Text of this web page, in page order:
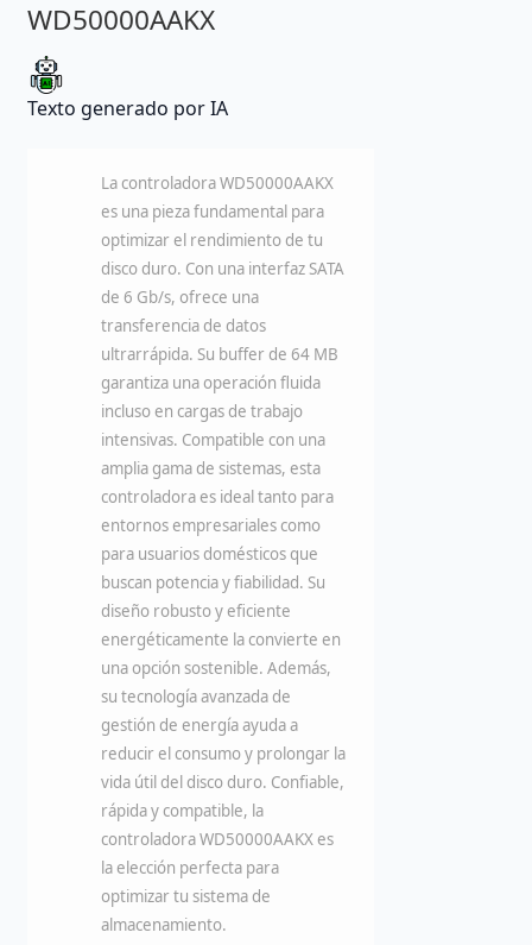
WD50000AAKX
Texto generado por IA
La controladora WD50000AAKX
es una pieza fundamental para
optimizar el rendimiento de tu
disco duro. Con una interfaz SATA
de 6 Gb/s, ofrece una
transferencia de datos
ultrarrápida. Su buffer de 64 MB
garantiza una operación fluida
incluso en cargas de trabajo
intensivas. Compatible con una
amplia gama de sistemas, esta
controladora es ideal tanto para
entornos empresariales como
para usuarios domésticos que
buscan potencia y fiabilidad. Su
diseño robusto y eficiente
energéticamente la convierte en
una opción sostenible. Además,
su tecnología avanzada de
gestión de energía ayuda a
reducir el consumo y prolongar la
vida útil del disco duro. Confiable,
rápida y compatible, la
controladora WD50000AAKX es
la elección perfecta para
optimizar tu sistema de
almacenamiento.